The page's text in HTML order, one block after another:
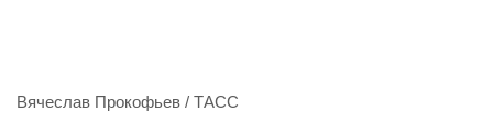
Вячеслав Прокофьев / ТАСС